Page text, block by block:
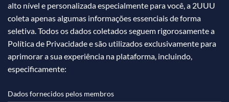
alto nível e personalizada especialmente para você, a 2UUU
coleta apenas algumas informações essenciais de forma
seletiva. Todos os dados coletados seguem rigorosamente a
Política de Privacidade e são utilizados exclusivamente para
aprimorar a sua experiência na plataforma, incluindo,
especificamente:
Dados fornecidos pelos membros